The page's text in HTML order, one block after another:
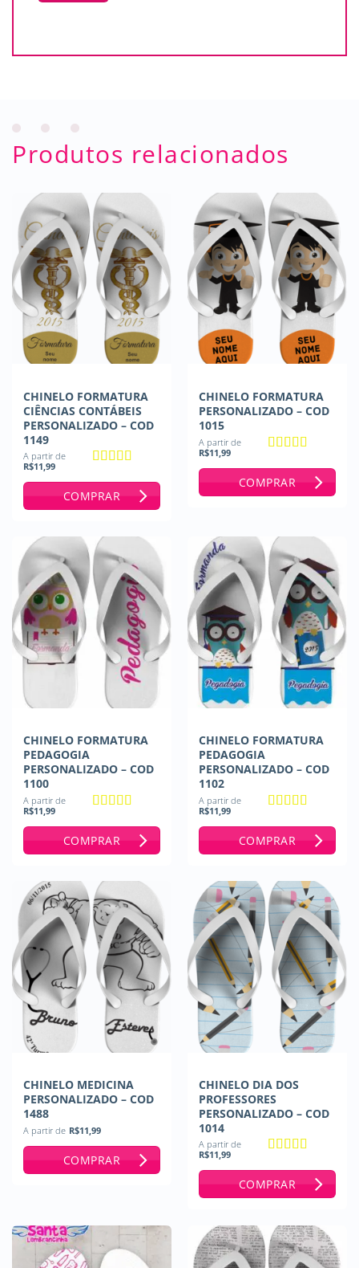
Produtos relacionados
CHINELO FORMATURA
CIÊNCIAS CONTÁBEIS
PERSONALIZADO – COD
1149
A partir de
R$11,99
COMPRAR
CHINELO FORMATURA
PERSONALIZADO – COD
1015
A partir de
R$11,99
COMPRAR
CHINELO FORMATURA
PEDAGOGIA
PERSONALIZADO – COD
1100
A partir de
R$11,99
COMPRAR
CHINELO FORMATURA
PEDAGOGIA
PERSONALIZADO – COD
1102
A partir de
R$11,99
COMPRAR
CHINELO MEDICINA
PERSONALIZADO – COD
1488
A partir de R$11,99
COMPRAR
CHINELO DIA DOS
PROFESSORES
PERSONALIZADO – COD
1014
A partir de
R$11,99
COMPRAR